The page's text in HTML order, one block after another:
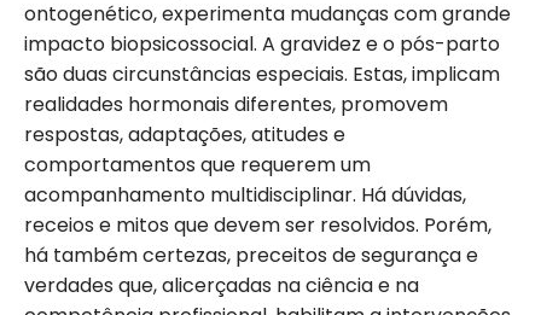
ontogenético, experimenta mudanças com grande
impacto biopsicossocial. A gravidez e o pós-parto
são duas circunstâncias especiais. Estas, implicam
realidades hormonais diferentes, promovem
respostas, adaptações, atitudes e
comportamentos que requerem um
acompanhamento multidisciplinar. Há dúvidas,
receios e mitos que devem ser resolvidos. Porém,
há também certezas, preceitos de segurança e
verdades que, alicerçadas na ciência e na